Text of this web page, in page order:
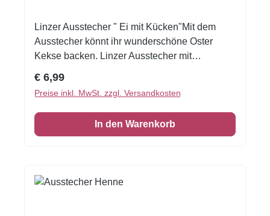
Linzer Ausstecher " Ei mit Kücken"Mit dem
Ausstecher könnt ihr wunderschöne Oster
Kekse backen. Linzer Ausstecher mit
gleich mit aus, somit haben Sie immer gleich
aussehende Kekse. Das Gegenstück ist im Set
enthalten Die Linzer Kekse können Sie
wunderbar mit leckerer Marmelade füllen. L:
Regulärer Preis:
€ 6,99
Preise inkl. MwSt. zzgl. Versandkosten
In den Warenkorb